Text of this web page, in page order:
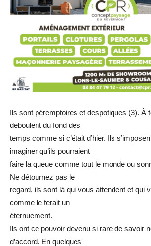
Ils sont péremptoires et despotiques (3). À
déboulent du fond des
temps comme si c’était d’hier. Ils
imaginer qu’ils pourraient
faire la queue comme tout le monde ou
Ne détournez pas le
regard, ils sont là qui vous attendent et qui
comme le ferait un
éternuement.
Ils ont ce pouvoir devenu si rare de savoir
d’accord. En quelques